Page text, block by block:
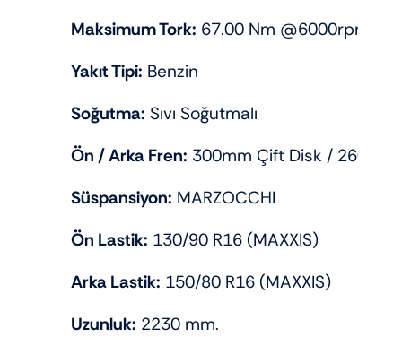
Maksimum Tork: 67.00 Nm @6000rpm
Yakıt Tipi: Benzin
Soğutma: Sıvı Soğutmalı
Ön / Arka Fren: 300mm Çift Disk / 260mm
Süspansiyon: MARZOCCHI
Ön Lastik: 130/90 R16 (MAXXIS)
Arka Lastik: 150/80 R16 (MAXXIS)
Uzunluk: 2230 mm.